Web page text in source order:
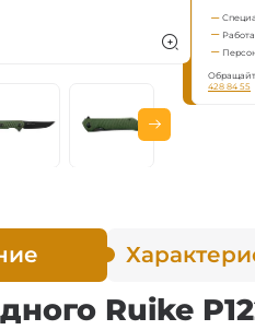
428 84 55
Ruike